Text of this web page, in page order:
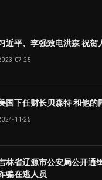
近平、李强致电洪森 祝贺
07-25
国下任财长贝森特 和他的
11-25
林省辽源市公安局公开通
骗在逃人员